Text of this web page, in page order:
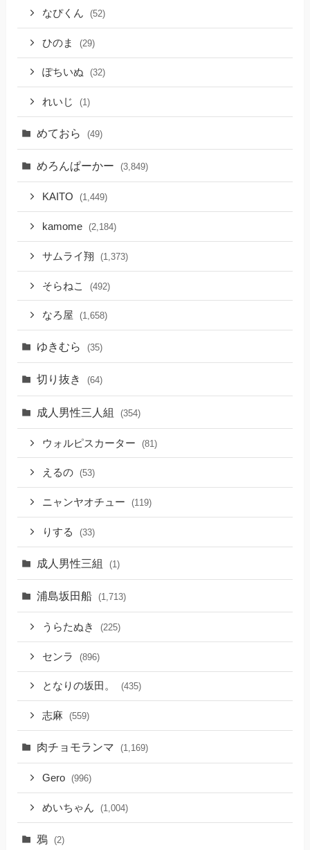
なぴくん (52)
ひのま (29)
ぽちいぬ (32)
れいじ (1)
めておら (49)
めろんぱーかー (3,849)
KAITO (1,449)
kamome (2,184)
サムライ翔 (1,373)
そらねこ (492)
なろ屋 (1,658)
ゆきむら (35)
切り抜き (64)
成人男性三人組 (354)
ウォルピスカーター (81)
えるの (53)
ニャンヤオチュー (119)
りする (33)
成人男性三組 (1)
浦島坂田船 (1,713)
うらたぬき (225)
センラ (896)
となりの坂田。 (435)
志麻 (559)
肉チョモランマ (1,169)
Gero (996)
めいちゃん (1,004)
鴉 (2)